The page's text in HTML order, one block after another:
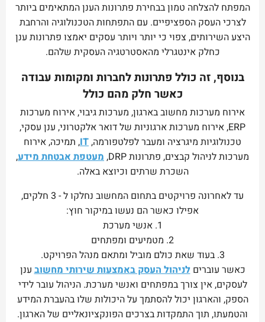
המפתח להצלחה טמון בבחירת פתרונות הענן המתאימים ביותר
לצרכי העסק הספציפיים. עם התפתחות הטכנולוגיה והרחבת
היצע השירותים, צפוי כי יותר ויותר עסקים יאמצו פתרונות ענן
כחלק אינטגרלי מהאסטרטגיה העסקית שלהם.
בנוסף, זה כולל פתרונות לחברות ומקומות עבודה
כאשר חלק מהם כולל
אירוח מערכות מחשוב בארגון, מערכות גיבוי, אירוח מערכות
ERP, אירוח מערכות ארגוניות של דואר אלקטרוני, ענן עסקי,
טכנולוגיות מיגרציה ומעבר לפלטפורמה,IT, תמיכה, אירוח
מערכות לניהול קבצים, פתרונות DRP,
מעטפת אבטחת מידע,
השכרת שרתים וכיוצא באלה.
עד לאחרונה פרויקטים בתחום המחשוב נחלקו ל - 3 חלקים,
אפילו כאשר הם נעשו במיקור חוץ:
1. אנשי מערכת
2. מטמיעים ומפתחים
3. בעוד שאת כולם מוביל ומתאם מנהל הפרויקט.
כאשר עובריםלניהול העסק באמצעות שירותי מחשובענן
לעסקים, אין צורך במפתחים ואנשי מערכת. הניהול עובר לידי
הספק, והארגון יכול להסתמך על היכולות שלו בהעברת המידע
והטמעתו, תוך התמקדות בצרכים הפונקציונאליים של הארגון.